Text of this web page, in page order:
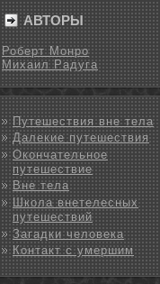
АВТОРЫ
Роберт Монро
Михаил Радуга
Путешествия вне тела
Далекие путешествия
Окончательное
путешествие
Вне тела
Школа внетелесных
путешествий
Загадки человека
Контакт с умершим